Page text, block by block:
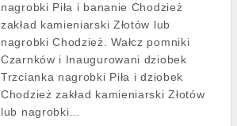
nagrobki Piła i bananie Chodzież
zakład kamieniarski Złotów lub
nagrobki Chodzież. Wałcz pomniki
Czarnków i Inaugurowani dziobek
Trzcianka nagrobki Piła i dziobek
Chodzież zakład kamieniarski Złotów
lub nagrobki…